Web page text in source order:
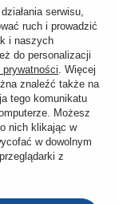
serwisu,
ruch i prowadzić
i naszych
do personalizacji
. Więcej
znaleźć także na
tego komunikatu
Możesz
nich klikając w
w dowolnym
z